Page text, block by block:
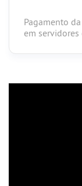
Pagamento
em servidores